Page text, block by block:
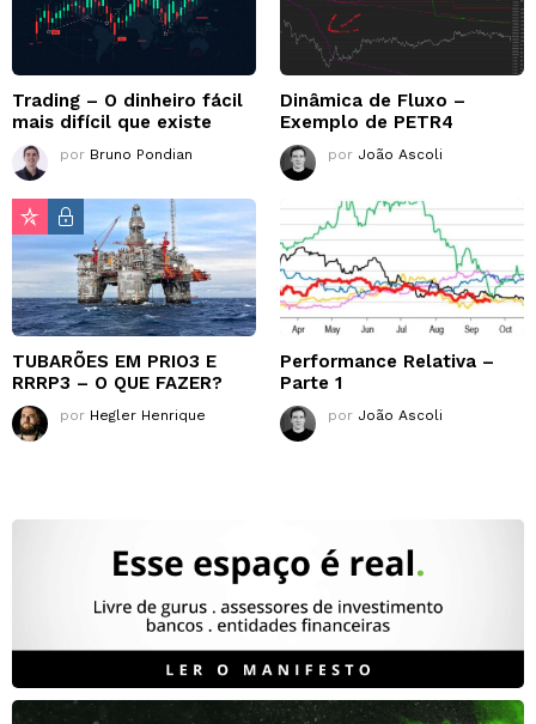
Trading – O dinheiro fácil
mais difícil que existe
por Bruno Pondian
Dinâmica de Fluxo –
Exemplo de PETR4
por João Ascoli
TUBARÕES EM PRIO3 E
RRRP3 – O QUE FAZER?
por Hegler Henrique
Performance Relativa –
Parte 1
por João Ascoli